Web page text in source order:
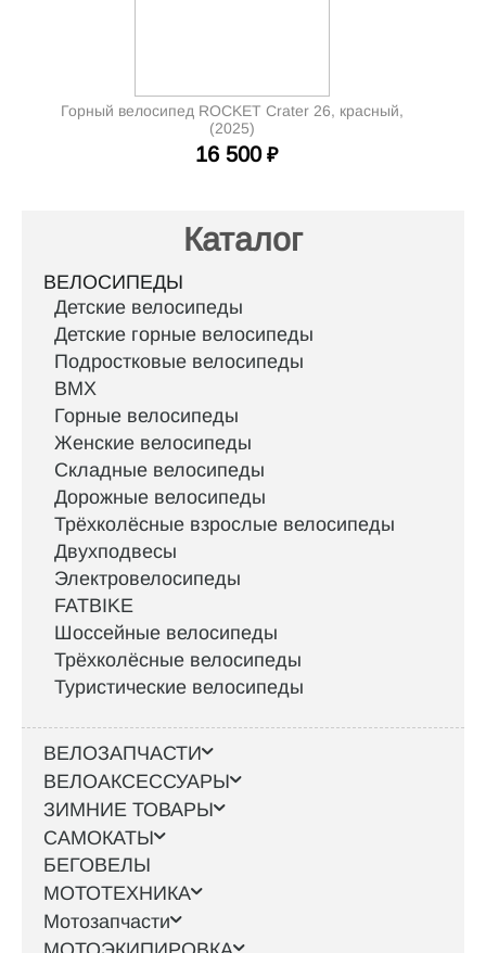
Горный велосипед ROCKET Crater 26, красный,
(2025)
16 500 ₽
Каталог
ВЕЛОСИПЕДЫ
Детские велосипеды
Детские горные велосипеды
Подростковые велосипеды
BMX
Горные велосипеды
Женские велосипеды
Складные велосипеды
Дорожные велосипеды
Трёхколёсные взрослые велосипеды
Двухподвесы
Электровелосипеды
FATBIKE
Шоссейные велосипеды
Трёхколёсные велосипеды
Туристические велосипеды
ВЕЛОЗАПЧАСТИ
ВЕЛОАКСЕССУАРЫ
ЗИМНИЕ ТОВАРЫ
САМОКАТЫ
БЕГОВЕЛЫ
МОТОТЕХНИКА
Мотозапчасти